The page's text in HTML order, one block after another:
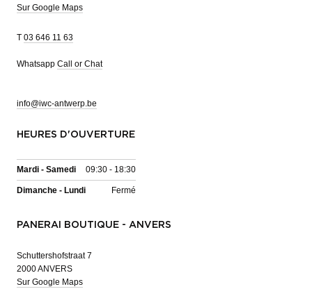
Sur Google Maps
T 03 646 11 63
Whatsapp Call or Chat
info@iwc-antwerp.be
HEURES D'OUVERTURE
Mardi - Samedi 09:30 - 18:30
Dimanche - Lundi Fermé
PANERAI BOUTIQUE - ANVERS
Schuttershofstraat 7
2000 ANVERS
Sur Google Maps